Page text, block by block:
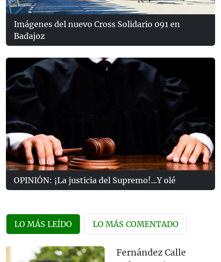
Imágenes del nuevo Cross Solidario 091 en
Badajoz
OPINIÓN: ¡La justicia del Supremo!...Y olé
LO MÁS LEÍDO LO MÁS COMENTADO
Fernández Calle